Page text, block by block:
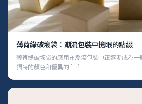
薄荷綠破壞袋：潮流包裝中搶眼的點綴
薄荷綠破壞袋的應用在潮流包裝中正逐漸成為一
獨特的顏色和優異的 […]